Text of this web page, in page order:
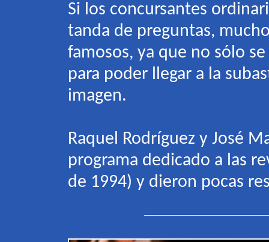
Si los concursantes
tanda de preguntas,
famosos, ya que no sólo
para poder llegar a la
imagen.
Raquel Rodríguez y José
programa dedicado a las
de 1994) y dieron pocas